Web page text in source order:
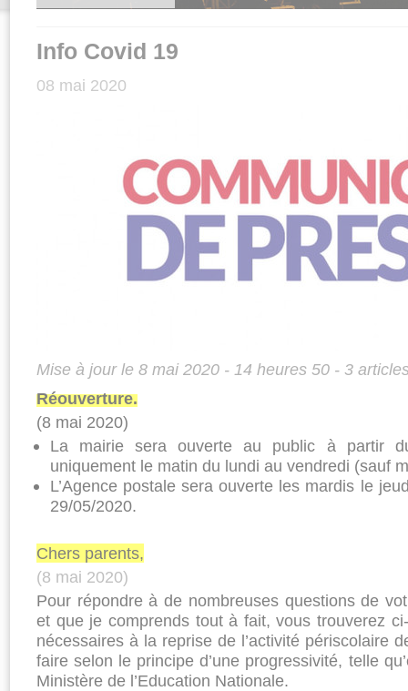
Info Covid 19
08 mai 2020
Mise à jour le 8 mai 2020 - 14 heures 50 - 3
Réouverture.
(8 mai 2020)
La mairie sera ouverte au public à partir
uniquement le matin du lundi au vendredi (sauf
L’Agence postale sera ouverte les mardis le
29/05/2020.
Chers parents,
(8 mai 2020)
Pour répondre à de nombreuses questions de
et que je comprends tout à fait, vous trouverez
nécessaires à la reprise de l’activité périscolaire
faire selon le principe d’une progressivité, telle
Ministère de l’Education Nationale.